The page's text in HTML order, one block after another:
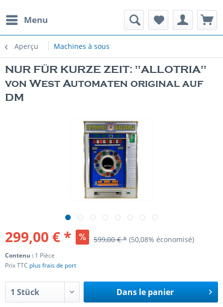
Menu
Aperçu Machines à sous
NUR FÜR KURZE ZEIT: "ALLOTRIA"
von West Automaten original auf
DM
299,00 € * 599,00 € * (50,08% économisé)
Contenu : 1 Pièce
Prix TTC plus frais de port
Dans le panier